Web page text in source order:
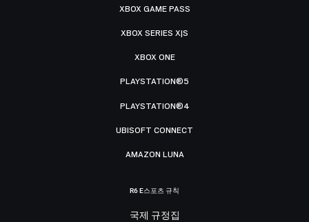
XBOX GAME PASS
XBOX SERIES X|S
XBOX ONE
PLAYSTATION®5
PLAYSTATION®4
UBISOFT CONNECT
AMAZON LUNA
R6 E스포츠 규칙
국제 규정집